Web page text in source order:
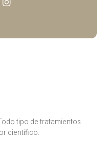
tipo de tratamientos
científico.